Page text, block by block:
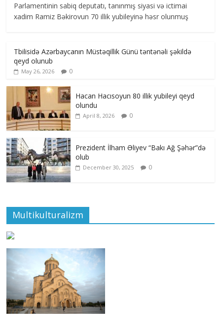
Parlamentinin sabiq deputatı, tanınmış siyasi və ictimai
xadim Ramiz Bəkirovun 70 illik yubileyinə həsr olunmuş
Tbilisidə Azərbaycanın Müstəqillik Günü təntənəli şəkildə
qeyd olunub
May 26, 2026 0
Hacan Hacısoyun 80 illik yubileyi qeyd
olundu
April 8, 2026 0
Prezident İlham Əliyev “Bakı Ağ Şəhər”də
olub
December 30, 2025 0
Multikulturalizm